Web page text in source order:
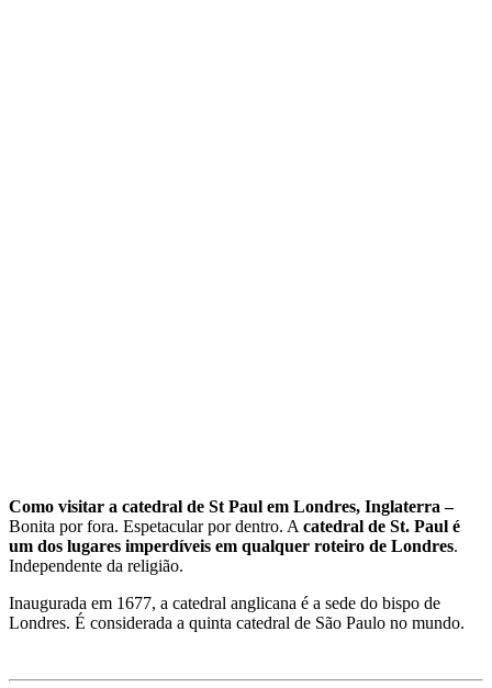
Como visitar a catedral de St Paul em Londres, Inglaterra –
Bonita por fora. Espetacular por dentro. A catedral de St. Paul é
um dos lugares imperdíveis em qualquer roteiro de Londres.
Independente da religião.
Inaugurada em 1677, a catedral anglicana é a sede do bispo de
Londres. É considerada a quinta catedral de São Paulo no mundo.